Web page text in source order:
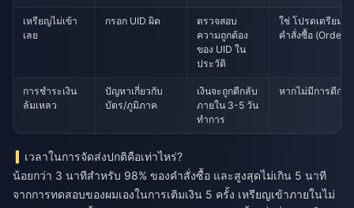
เหรียญไม่เข้า
เลย
กรอก UID ผิด
ตรวจสอบ
ความถูกต้อง
ของ UID ใน
ประวัติ
ใช่ โปรดเตรียมร
คำสั่งซื้อ (Order
การชำระเงิน
ล้มเหลว
ปัญหาเกี่ยวกับ
บัตร/ภูมิภาค
เงินจะถูกตีกลับ
ภายใน 3-5 วัน
ทำการ
หากไม่มีการตีกลั
เวลาในการจัดส่งปกติคือเท่าไหร่?
น้อยกว่า 3 นาทีสำหรับ 98% ของคำสั่งซื้อ และสูงสุดไม่เกิน 5 นาที
จากการทดสอบของผมเองในการเติมเงิน 5 ครั้ง เหรียญเข้าภายในไม่